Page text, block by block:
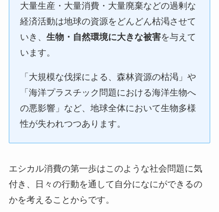
大量生産・大量消費・大量廃棄などの過剰な
経済活動は地球の資源をどんどん枯渇させて
いき、生物・自然環境に大きな被害を与えて
います。
「大規模な伐採による、森林資源の枯渇」や
「海洋プラスチック問題における海洋生物へ
の悪影響」など、地球全体において生物多様
性が失われつつあります。
エシカル消費の第一歩はこのような社会問題に気
付き、日々の行動を通して自分になにができるの
かを考えることからです。